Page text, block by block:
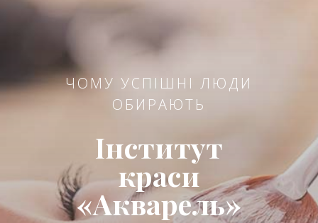
ЧОМУ УСПІШНІ ЛЮДИ
ОБИРАЮТЬ
Інститут
краси
«Акварель»